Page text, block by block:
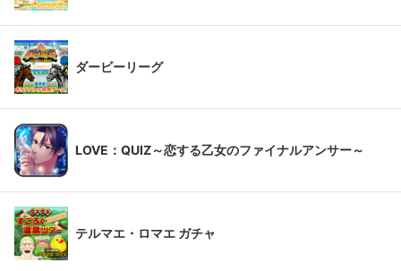
ダービーリーグ
LOVE：QUIZ～恋する乙女のファイナルアンサー～
テルマエ・ロマエ ガチャ